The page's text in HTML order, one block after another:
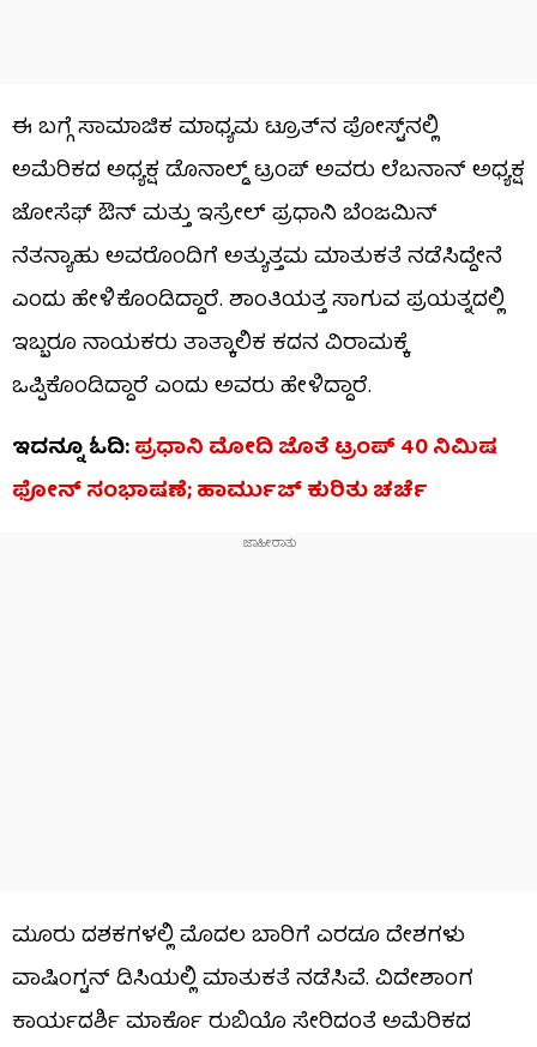
ಈ ಬಗ್ಗೆ ಸಾಮಾಜಿಕ ಮಾಧ್ಯಮ ಟ್ರೂತ್​​ನ ಪೋಸ್ಟ್‌ನಲ್ಲಿ
ಅಮೆರಿಕದ ಅಧ್ಯಕ್ಷ ಡೊನಾಲ್ಡ್ ಟ್ರಂಪ್ ಅವರು ಲೆಬನಾನ್ ಅಧ್ಯಕ್ಷ
ಜೋಸೆಫ್ ಔನ್ ಮತ್ತು ಇಸ್ರೇಲ್ ಪ್ರಧಾನಿ ಬೆಂಜಮಿನ್
ನೆತನ್ಯಾಹು ಅವರೊಂದಿಗೆ ಅತ್ಯುತ್ತಮ ಮಾತುಕತೆ ನಡೆಸಿದ್ದೇನೆ
ಎಂದು ಹೇಳಿಕೊಂಡಿದ್ದಾರೆ. ಶಾಂತಿಯತ್ತ ಸಾಗುವ ಪ್ರಯತ್ನದಲ್ಲಿ
ಇಬ್ಬರೂ ನಾಯಕರು ತಾತ್ಕಾಲಿಕ ಕದನ ವಿರಾಮಕ್ಕೆ
ಒಪ್ಪಿಕೊಂಡಿದ್ದಾರೆ ಎಂದು ಅವರು ಹೇಳಿದ್ದಾರೆ.
ಇದನ್ನೂ ಓದಿ:ಪ್ರಧಾನಿ ಮೋದಿ ಜೊತೆ ಟ್ರಂಪ್ 40 ನಿಮಿಷ
ಫೋನ್ ಸಂಭಾಷಣೆ; ಹಾರ್ಮುಜ್ ಕುರಿತು ಚರ್ಚೆ
ಮೂರು ದಶಕಗಳಲ್ಲಿ ಮೊದಲ ಬಾರಿಗೆ ಎರಡೂ ದೇಶಗಳು
ವಾಷಿಂಗ್ಟನ್ ಡಿಸಿಯಲ್ಲಿ ಮಾತುಕತೆ ನಡೆಸಿವೆ. ವಿದೇಶಾಂಗ
ಕಾರ್ಯದರ್ಶಿ ಮಾರ್ಕೊ ರುಬಿಯೊ ಸೇರಿದಂತೆ ಅಮೆರಿಕದ